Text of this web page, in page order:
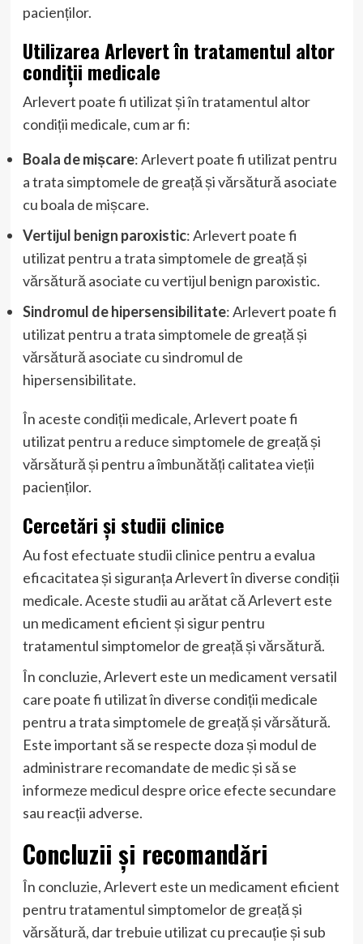
pacienților.
Utilizarea Arlevert în tratamentul altor
condiții medicale
Arlevert poate fi utilizat și în tratamentul altor
condiții medicale, cum ar fi:
Boala de mișcare: Arlevert poate fi utilizat pentru
a trata simptomele de greață și vărsătură asociate
cu boala de mișcare.
Vertijul benign paroxistic: Arlevert poate fi
utilizat pentru a trata simptomele de greață și
vărsătură asociate cu vertijul benign paroxistic.
Sindromul de hipersensibilitate: Arlevert poate fi
utilizat pentru a trata simptomele de greață și
vărsătură asociate cu sindromul de
hipersensibilitate.
În aceste condiții medicale, Arlevert poate fi
utilizat pentru a reduce simptomele de greață și
vărsătură și pentru a îmbunătăți calitatea vieții
pacienților.
Cercetări și studii clinice
Au fost efectuate studii clinice pentru a evalua
eficacitatea și siguranța Arlevert în diverse condiții
medicale. Aceste studii au arătat că Arlevert este
un medicament eficient și sigur pentru
tratamentul simptomelor de greață și vărsătură.
În concluzie, Arlevert este un medicament versatil
care poate fi utilizat în diverse condiții medicale
pentru a trata simptomele de greață și vărsătură.
Este important să se respecte doza și modul de
administrare recomandate de medic și să se
informeze medicul despre orice efecte secundare
sau reacții adverse.
Concluzii și recomandări
În concluzie, Arlevert este un medicament eficient
pentru tratamentul simptomelor de greață și
vărsătură, dar trebuie utilizat cu precauție și sub